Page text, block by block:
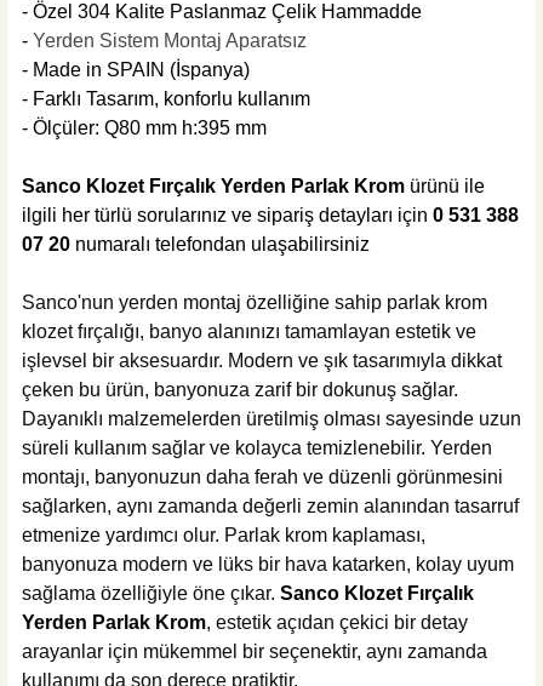
257,04 TL
ÜRÜN TÜKENDİ
ÜRÜN TÜKENDİ
Csk Banyo Aksesuarları
367,20 TL %30
257,04 TL
ÜRÜN TÜKENDİ
Csk Banyo Aksesuarları
Csk Banyo Aksu Uzun Havluluk Mat Siyah AKS12403
666,00 TL %30
466,20 TL
ÜRÜN TÜKENDİ
- Özel 304 Kalite Paslanmaz Çelik Hammadde
- Yerden Sistem Montaj Aparatsız
- Made in SPAIN (İspanya)
- Farklı Tasarım, konforlu kullanım
- Ölçüler: Q80 mm h:395 mm
Sanco Klozet Fırçalık Yerden Parlak Krom ürünü ile
ilgili her türlü sorularınız ve sipariş detayları için 0 531 388
07 20 numaralı telefondan ulaşabilirsiniz
Sanco'nun yerden montaj özelliğine sahip parlak krom
klozet fırçalığı, banyo alanınızı tamamlayan estetik ve
işlevsel bir aksesuardır. Modern ve şık tasarımıyla dikkat
çeken bu ürün, banyonuza zarif bir dokunuş sağlar.
Dayanıklı malzemelerden üretilmiş olması sayesinde uzun
süreli kullanım sağlar ve kolayca temizlenebilir. Yerden
montajı, banyonuzun daha ferah ve düzenli görünmesini
sağlarken, aynı zamanda değerli zemin alanından tasarruf
etmenize yardımcı olur. Parlak krom kaplaması,
banyonuza modern ve lüks bir hava katarken, kolay uyum
sağlama özelliğiyle öne çıkar. Sanco Klozet Fırçalık
Yerden Parlak Krom, estetik açıdan çekici bir detay
arayanlar için mükemmel bir seçenektir, aynı zamanda
kullanımı da son derece pratiktir.